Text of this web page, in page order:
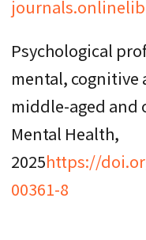
Psychological
mental, cognitive
middle-aged and
Mental Health,
2025https://
00361-8